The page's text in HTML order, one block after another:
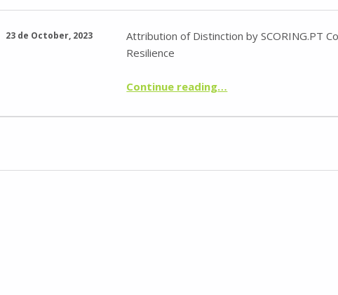
23 de October, 2023
Attribution of Distinction by SCORING.PT
Resilience
Continue reading“TopoRigor 3D Geociências no TOP 5% MELHORES PME PORTUGAL 2023 pelo 2º ano consecutivo”
…